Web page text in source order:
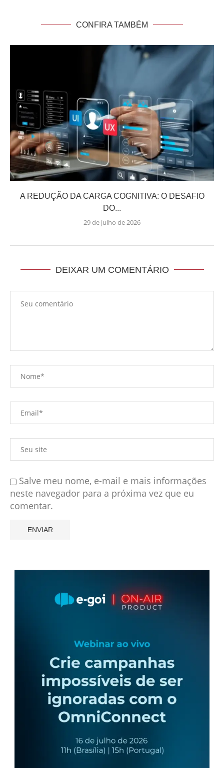
CONFIRA TAMBÉM
A REDUÇÃO DA CARGA COGNITIVA: O DESAFIO
DO...
29 de julho de 2026
DEIXAR UM COMENTÁRIO
Salve meu nome, e-mail e mais informações
neste navegador para a próxima vez que eu
comentar.